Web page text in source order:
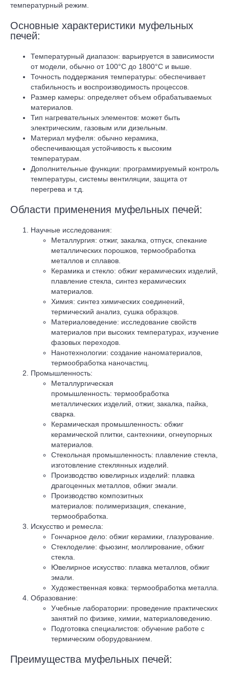
температурный режим.
Основные характеристики муфельных
печей:
Температурный диапазон: варьируется в зависимости
от модели, обычно от 100°C до 1800°C и выше.
Точность поддержания температуры: обеспечивает
стабильность и воспроизводимость процессов.
Размер камеры: определяет объем обрабатываемых
материалов.
Тип нагревательных элементов: может быть
электрическим, газовым или дизельным.
Материал муфеля: обычно керамика,
обеспечивающая устойчивость к высоким
температурам.
Дополнительные функции: программируемый контроль
температуры, системы вентиляции, защита от
перегрева и т.д.
Области применения муфельных печей:
Научные исследования:
Металлургия: отжиг, закалка, отпуск, спекание
металлических порошков, термообработка
металлов и сплавов.
Керамика и стекло: обжиг керамических изделий,
плавление стекла, синтез керамических
материалов.
Химия: синтез химических соединений,
термический анализ, сушка образцов.
Материаловедение: исследование свойств
материалов при высоких температурах, изучение
фазовых переходов.
Нанотехнологии: создание наноматериалов,
термообработка наночастиц.
Промышленность:
Металлургическая
промышленность: термообработка
металлических изделий, отжиг, закалка, пайка,
сварка.
Керамическая промышленность: обжиг
керамической плитки, сантехники, огнеупорных
материалов.
Стекольная промышленность: плавление стекла,
изготовление стеклянных изделий.
Производство ювелирных изделий: плавка
драгоценных металлов, обжиг эмали.
Производство композитных
материалов: полимеризация, спекание,
термообработка.
Искусство и ремесла:
Гончарное дело: обжиг керамики, глазурование.
Стеклоделие: фьюзинг, моллирование, обжиг
стекла.
Ювелирное искусство: плавка металлов, обжиг
эмали.
Художественная ковка: термообработка металла.
Образование:
Учебные лаборатории: проведение практических
занятий по физике, химии, материаловедению.
Подготовка специалистов: обучение работе с
термическим оборудованием.
Преимущества муфельных печей: